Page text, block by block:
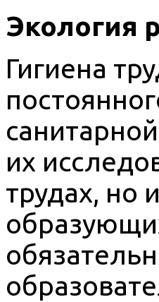
Экология
Гигиена
их
трудах, но